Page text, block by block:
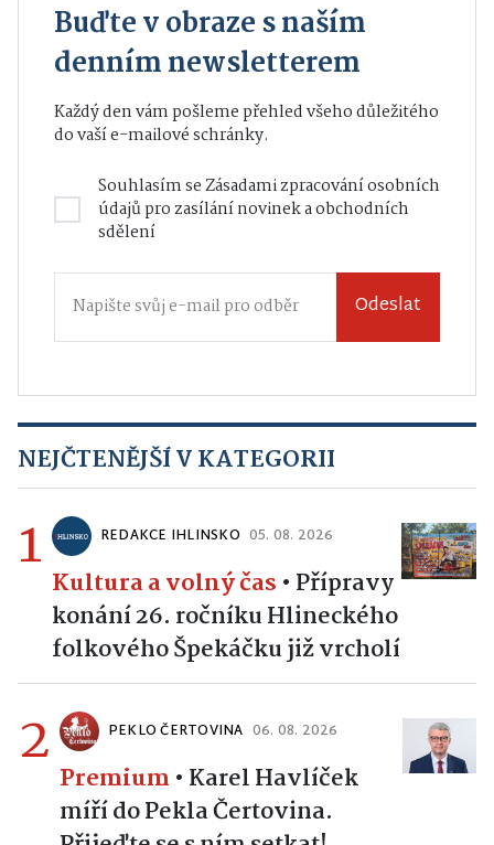
Buďte v obraze s naším
denním newsletterem
Každý den vám pošleme přehled všeho důležitého
do vaší e-mailové schránky.
Souhlasím seZásadami zpracování osobních
údajůpro zasílání novinek a obchodních
sdělení
Odeslat
NEJČTENĚJŠÍ V KATEGORII
1 REDAKCE IHLINSKO 05. 08. 2026
Kultura a volný čas • Přípravy
konání 26. ročníku Hlineckého
folkového Špekáčku již vrcholí
2 PEKLO ČERTOVINA 06. 08. 2026
Premium • Karel Havlíček
míří do Pekla Čertovina.